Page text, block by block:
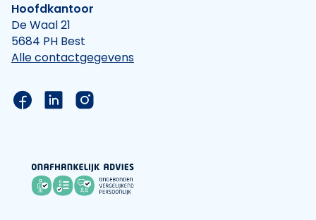
Hoofdkantoor
De Waal 21
5684 PH Best
Alle contactgegevens
Link naar de Facebook pagina van Hypotheek
Link naar de LinkedIn pagina van
Link naar de Instagram pagina van